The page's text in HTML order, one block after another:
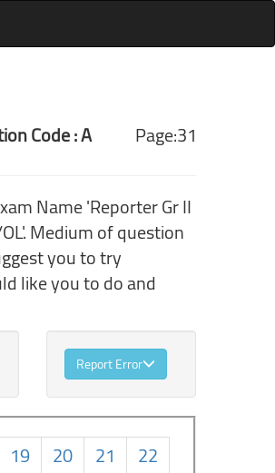
Code : A Page:31
Name 'Reporter Gr II
Medium of question
you to try
like you to do and
Report Error
19 20 21
22